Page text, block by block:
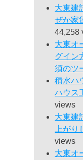
大東建
ぜか家
44,258
大東オ
グイン
須のツ
積水ハ
ハウス
views
大東建
上が
views
大東オ